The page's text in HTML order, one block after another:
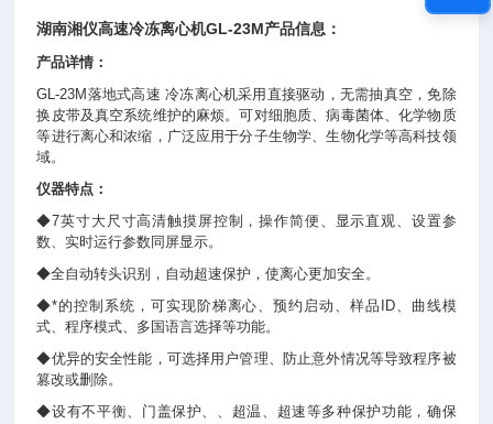
湖南湘仪高速冷冻离心机GL-23M产品信息：
产品详情：
GL-23M落地式高速 冷冻离心机采用直接驱动，无需抽真空，免除
换皮带及真空系统维护的麻烦。可对细胞质、病毒菌体、化学物质
等进行离心和浓缩，广泛应用于分子生物学、生物化学等高科技领
域。
仪器特点：
◆7英寸大尺寸高清触摸屏控制，操作简便、显示直观、设置参
数、实时运行参数同屏显示。
◆全自动转头识别，自动超速保护，使离心更加安全。
◆*的控制系统，可实现阶梯离心、预约启动、样品ID、曲线模
式、程序模式、多国语言选择等功能。
◆优异的安全性能，可选择用户管理、防止意外情况等导致程序被
篡改或删除。
◆设有不平衡、门盖保护、、超温、超速等多种保护功能，确保